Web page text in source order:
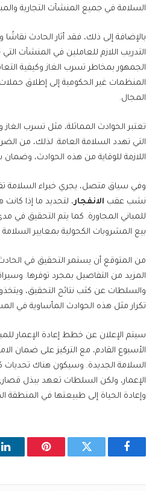
السلامة في جميع المنشآت التجارية
بالإضافة إلى ذلك، فقد أثار الحادث
التدريب اللازم للعاملين في المنشآت
الجمهور بمخاطر تسرب الغاز وكيفية
المنظمات غير الحكومية إلى إطلاق
المجال.
تعتبر الحوادث المماثلة، مثل تسرب الغاز و
التي تهدد السلامة العامة. لذلك، من
اللازمة للوقاية من هذه الحوادث، وضمان
وفي سياق متصل، يجري خبراء السلامة
نشب عقب الانفجار ، لتحديد ما إذا
للمباني المجاورة. كما يتم التحقيق في
بيع المشروبات الكحولية بمعايير السلامة
من المتوقع أن يستمر التحقيق في
المزيد من التفاصيل بمجرد توفرها.
والسلطات عن كثب نتائج التحقيق،
تكرار مثل هذه الحوادث المأساوية في
سيتم الإعلان عن خطط إعادة الإعمار
الأسبوع القادم، مع التركيز على ضمان
السلامة الجديدة. وسيكون هناك تحديات
الإعمار، ولكن السلطات تعهد ببذل
وإعادة الحياة إلى طبيعتها في المنطقة
فيسبوك تويتر بينتيريست